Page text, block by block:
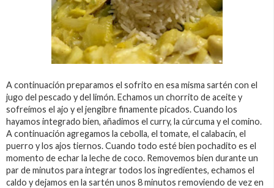
A continuación preparamos el sofrito en esa misma sartén con el
jugo del pescado y del limón. Echamos un chorrito de aceite y
sofreímos el ajo y el jengibre finamente picados. Cuando los
hayamos integrado bien, añadimos el curry, la cúrcuma y el comino.
A continuación agregamos la cebolla, el tomate, el calabacín, el
puerro y los ajos tiernos. Cuando todo esté bien pochadito es el
momento de echar la leche de coco. Removemos bien durante un
par de minutos para integrar todos los ingredientes, echamos el
caldo y dejamos en la sartén unos 8 minutos removiendo de vez en